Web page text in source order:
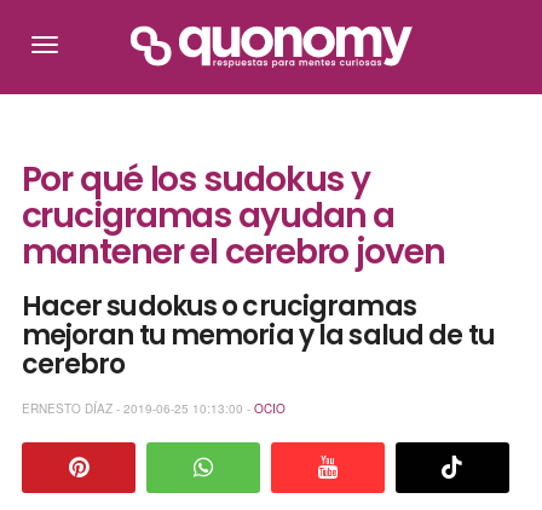
Por qué los sudokus y
crucigramas ayudan a
mantener el cerebro joven
Hacer sudokus o crucigramas
mejoran tu memoria y la salud de tu
cerebro
ERNESTO DÍAZ - 2019-06-25 10:13:00 - OCIO